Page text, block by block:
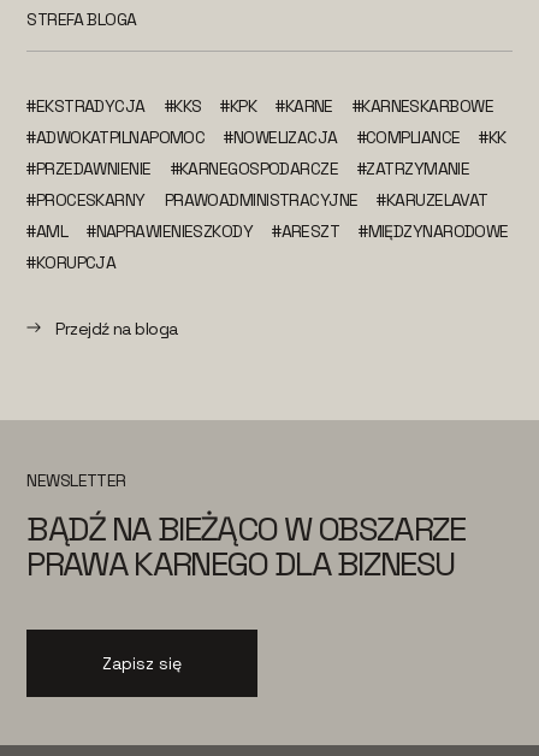
STREFA BLOGA
#EKSTRADYCJA #KKS #KPK #KARNE
#KARNESKARBOWE
#ADWOKATPILNAPOMOC
#NOWELIZACJA #COMPLIANCE
#KK
#PRZEDAWNIENIE
#KARNEGOSPODARCZE
#ZATRZYMANIE
#PROCESKARNY
PRAWOADMINISTRACYJNE
#KARUZELAVAT
#AML
#NAPRAWIENIESZKODY #ARESZT
#MIĘDZYNARODOWE
#KORUPCJA
Przejdź na bloga
NEWSLETTER
BĄDŹ NA BIEŻĄCO W OBSZARZE
PRAWA KARNEGO DLA BIZNESU
Zapisz się